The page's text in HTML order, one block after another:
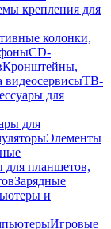
крепления для
колонки,
CD-
Кронштейны,
ТВ-
для
для
Элементы
для планшетов,
Зарядные
и
Игровые